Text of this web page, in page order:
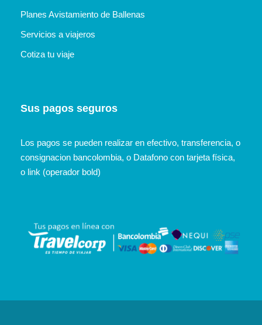
Planes Avistamiento de Ballenas
Servicios a viajeros
Cotiza tu viaje
Sus pagos seguros
Los pagos se pueden realizar en efectivo, transferencia, o
consignacion bancolombia, o Datafono con tarjeta física,
o link (operador bold)